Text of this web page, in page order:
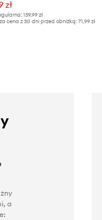
zł
139,99 zł
cena z 30 dni przed obniżką: 71,99 zł
a